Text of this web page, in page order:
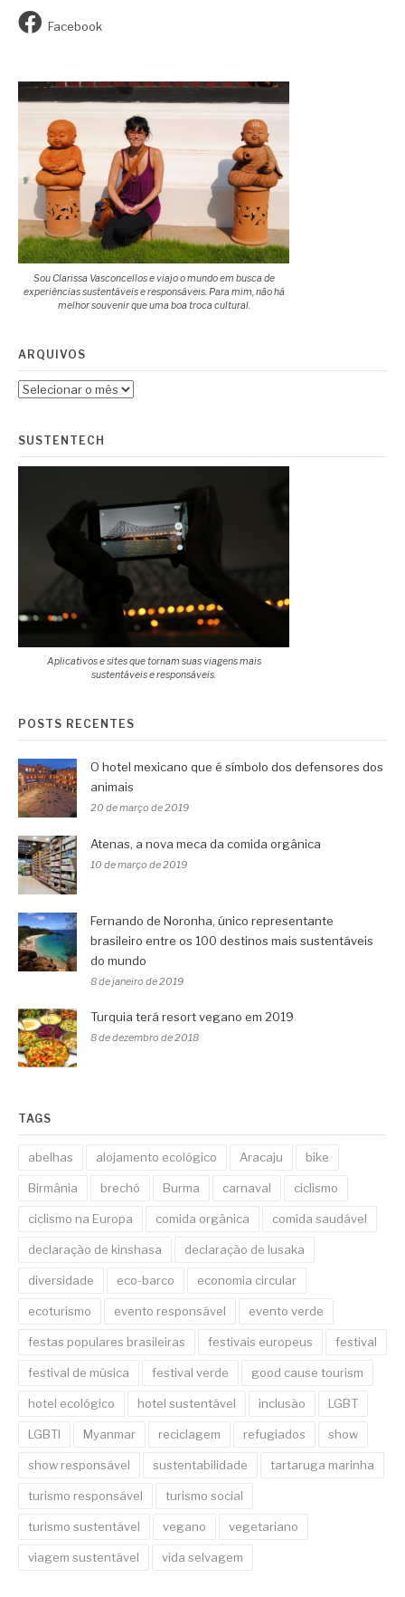
Facebook
Sou Clarissa Vasconcellos e viajo o mundo em busca de
experiências sustentáveis e responsáveis. Para mim, não há
melhor souvenir que uma boa troca cultural.
ARQUIVOS
Arquivos
SUSTENTECH
Aplicativos e sites que tornam suas viagens mais
sustentáveis e responsáveis.
POSTS RECENTES
O hotel mexicano que é símbolo dos defensores dos
animais
20 de março de 2019
Atenas, a nova meca da comida orgânica
10 de março de 2019
Fernando de Noronha, único representante
brasileiro entre os 100 destinos mais sustentáveis
do mundo
8 de janeiro de 2019
Turquia terá resort vegano em 2019
8 de dezembro de 2018
TAGS
abelhas alojamento ecológico Aracaju bike
Birmânia brechó Burma carnaval ciclismo
ciclismo na Europa comida orgânica comida saudável
declaração de kinshasa declaração de lusaka
diversidade eco-barco economia circular
ecoturismo evento responsável evento verde
festas populares brasileiras festivais europeus festival
festival de música festival verde good cause tourism
hotel ecológico hotel sustentável inclusão LGBT
LGBTI Myanmar reciclagem refugiados show
show responsável sustentabilidade tartaruga marinha
turismo responsável turismo social
turismo sustentável vegano vegetariano
viagem sustentável vida selvagem